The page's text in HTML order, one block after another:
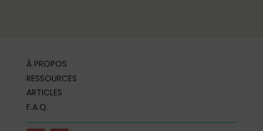
À PROPOS
RESSOURCES
ARTICLES
F.A.Q.